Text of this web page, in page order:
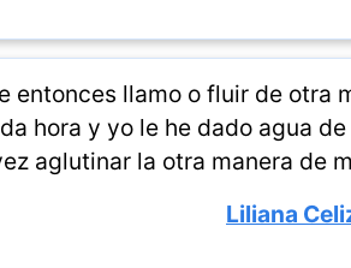
entonces llamo o fluir de otra
hora y yo le he dado agua
aglutinar la otra manera de
Liliana